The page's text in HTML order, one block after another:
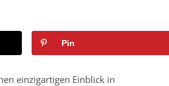
Pin
einzigartigen Einblick in